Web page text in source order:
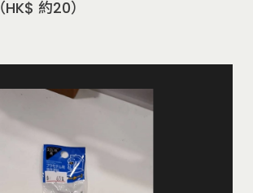
（HK$ 約20）